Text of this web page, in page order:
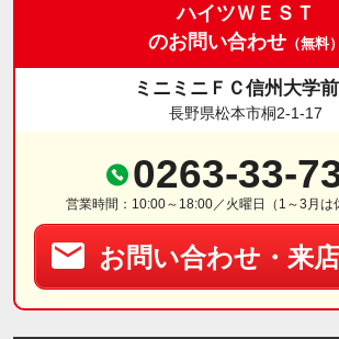
ハイツＷＥＳＴ
のお問い合わせ （無料）
ミニミニＦＣ信州大学
長野県松本市桐2-1-17
0263-33-
営業時間：10:00～18:00／火曜日（1～3月は
お問い合わせ・来